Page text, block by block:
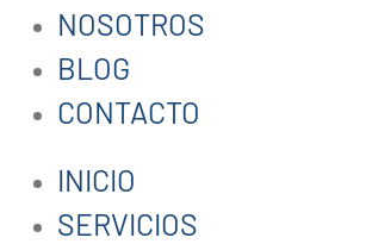
NOSOTROS
BLOG
CONTACTO
INICIO
SERVICIOS